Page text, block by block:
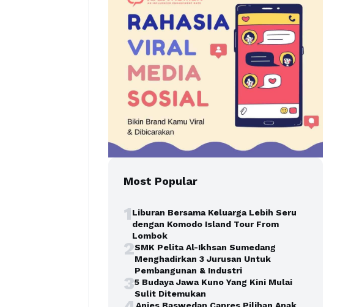
Most Popular
1Liburan Bersama Keluarga Lebih Seru
dengan Komodo Island Tour From
Lombok
2SMK Pelita Al-Ikhsan Sumedang
Menghadirkan 3 Jurusan Untuk
Pembangunan & Industri
35 Budaya Jawa Kuno Yang Kini Mulai
Sulit Ditemukan